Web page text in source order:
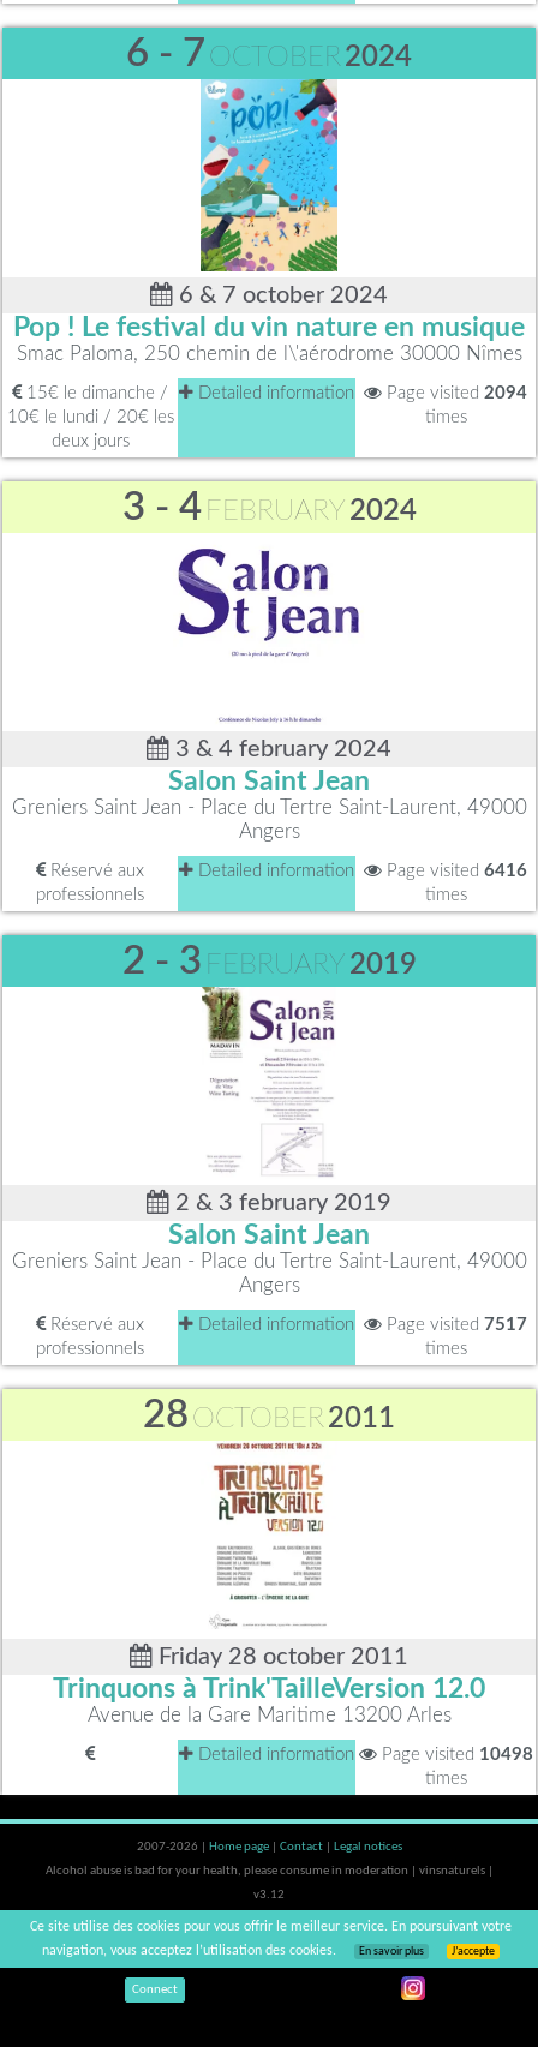
6 - 7 OCTOBER2024
6 & 7 october 2024
Pop ! Le festival du vin nature en musique
Smac Paloma, 250 chemin de l\'aérodrome 30000 Nîmes
15€ le dimanche /
10€ le lundi / 20€ les
deux jours
Detailed information Page visited 2094
times
3 - 4 FEBRUARY 2024
3 & 4 february 2024
Salon Saint Jean
Greniers Saint Jean - Place du Tertre Saint-Laurent, 49000
Angers
Réservé aux
professionnels
Detailed information Page visited 6416
times
2 - 3 FEBRUARY 2019
2 & 3 february 2019
Salon Saint Jean
Greniers Saint Jean - Place du Tertre Saint-Laurent, 49000
Angers
Réservé aux
professionnels
Detailed information Page visited 7517
times
28 OCTOBER2011
Friday 28 october 2011
Trinquons à Trink'TailleVersion 12.0
Avenue de la Gare Maritime 13200 Arles
Detailed information Page visited 10498
times
2007-2026 | Home page Contact
Legal notices
Alcohol abuse is bad for your health, please consume in moderation | vinsnaturels |
v3.12
Connect
Ce site utilise des cookies pour vous offrir le meilleur service. En poursuivant votre
navigation, vous acceptez l’utilisation des cookies.
En savoir plus J’accepte